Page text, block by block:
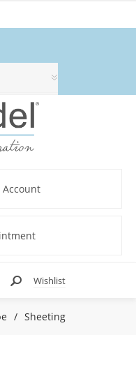
Wishlist
/ Sheeting